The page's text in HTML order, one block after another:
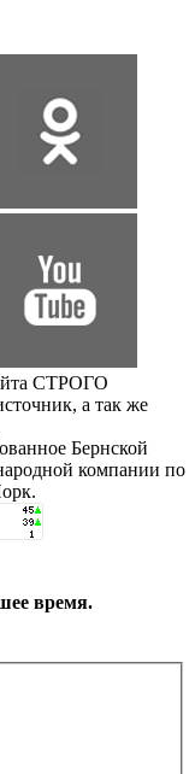
СТРОГО
а так же
Бернской
компании по
время.